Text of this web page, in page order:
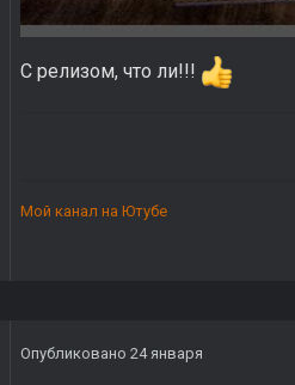
С релизом, что ли!!!
Мой канал на Ютубе
Опубликовано 24 января